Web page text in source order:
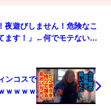
夜遊びしません！危険なこ
ます！」←何でモテないん
ンコスで
ｗｗｗｗ